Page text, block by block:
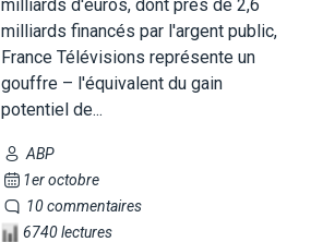
milliards d'euros, dont près de 2,6
milliards financés par l'argent public,
France Télévisions représente un
gouffre ­– l'équivalent du gain
potentiel de...
ABP
1er octobre
10 commentaires
6740 lectures